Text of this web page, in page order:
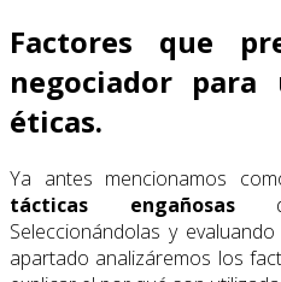
Factores que
negociador
éticas.
Ya antes mencionamos
tácticas engañosasde
Seleccionándolas y
apartado analizáremos los